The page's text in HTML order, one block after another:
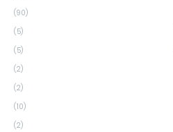
(90)
(5)
(5)
(2)
(2)
(10)
(2)